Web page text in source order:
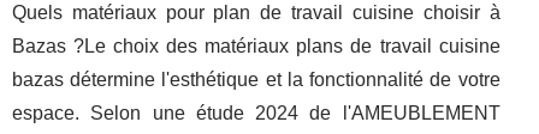
Quels matériaux pour plan de travail cuisine choisir à
Bazas ?Le choix des matériaux plans de travail cuisine
bazas détermine l'esthétique et la fonctionnalité de votre
espace. Selon une étude 2024 de l'AMEUBLEMENT